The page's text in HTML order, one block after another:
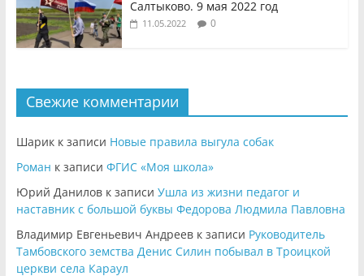
Салтыково. 9 мая 2022 год
11.05.2022 0
Свежие комментарии
Шарикк записи Новые правила выгула собак
Роман к записи ФГИС «Моя школа»
Юрий Даниловк записи Ушла из жизни педагог и
наставник с большой буквы Федорова Людмила Павловна
Владимир Евгеньевич Андреевк записи Руководитель
Тамбовского земства Денис Силин побывал в Троицкой
церкви села Караул